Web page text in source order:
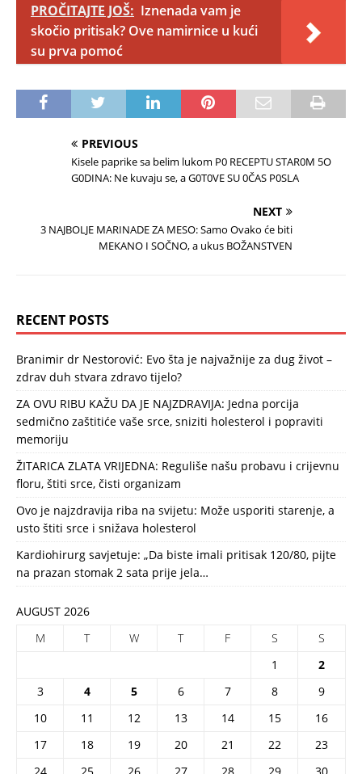
PROČITAJTE JOŠ: Iznenada vam je
skočio pritisak? Ove namirnice u kući
su prva pomoć
PREVIOUS
Kisele paprike sa belim lukom P0 RECEPTU STAR0M 5O
G0DINA: Ne kuvaju se, a G0T0VE SU 0ČAS P0SLA
NEXT
3 NAJBOLJE MARINADE ZA MESO: Samo Ovako će biti
MEKANO I SOČNO, a ukus BOŽANSTVEN
RECENT POSTS
Branimir dr Nestorović: Evo šta je najvažnije za dug život –
zdrav duh stvara zdravo tijelo?
ZA OVU RIBU KAŽU DA JE NAJZDRAVIJA: Jedna porcija
sedmično zaštitiće vaše srce, sniziti holesterol i popraviti
memoriju
ŽITARICA ZLATA VRIJEDNA: Reguliše našu probavu i crijevnu
floru, štiti srce, čisti organizam
Ovo je najzdravija riba na svijetu: Može usporiti starenje, a
usto štiti srce i snižava holesterol
Kardiohirurg savjetuje: „Da biste imali pritisak 120/80, pijte
na prazan stomak 2 sata prije jela…
AUGUST 2026
M
T W T F S
S
1
2
3
4 5 6 7 8
9
10
11 12 13 14 15
16
17
18 19 20 21 22
23